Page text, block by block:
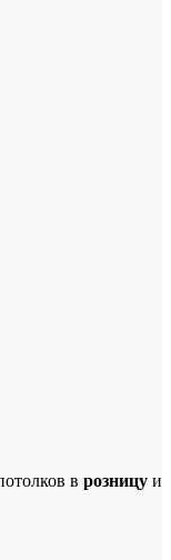
в розницу и